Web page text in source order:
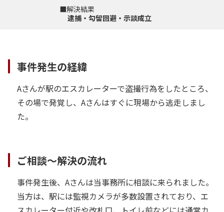
■解決結果
逮捕・勾留回避・示談成立
事件発生の経緯
Aさんが駅のエスカレーターで盗撮行為をしたところ、
その場で発覚し、Aさんはすぐに現場から逃走しまし
た。
ご相談～解決の流れ
事件発生後、Aさんは当事務所に相談に来られました。
当方は、駅には監視カメラが多数設置されており、エ